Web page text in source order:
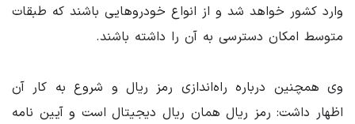
وارد کشور خواهد شد و از انواع خودروهایی باشند که طبقات
متوسط امکان دسترسی به آن را داشته باشند.
وی همچنین درباره راه‌اندازی رمز ریال و شروع به کار آن
اظهار داشت: رمز ریال همان ریال دیجیتال است و آیین نامه